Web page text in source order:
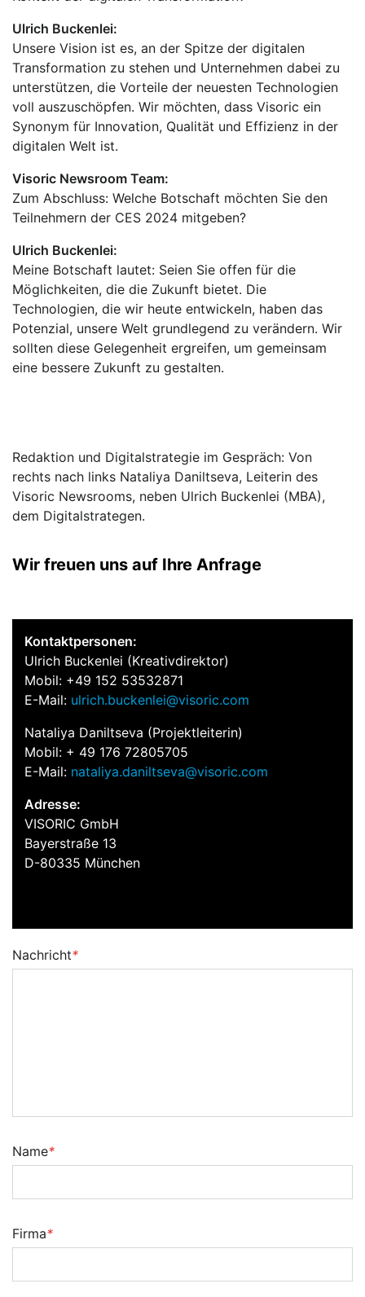
Ulrich Buckenlei:
Unsere Vision ist es, an der Spitze der digitalen
Transformation zu stehen und Unternehmen dabei zu
unterstützen, die Vorteile der neuesten Technologien
voll auszuschöpfen. Wir möchten, dass Visoric ein
Synonym für Innovation, Qualität und Effizienz in der
digitalen Welt ist.
Visoric Newsroom Team:
Zum Abschluss: Welche Botschaft möchten Sie den
Teilnehmern der CES 2024 mitgeben?
Ulrich Buckenlei:
Meine Botschaft lautet: Seien Sie offen für die
Möglichkeiten, die die Zukunft bietet. Die
Technologien, die wir heute entwickeln, haben das
Potenzial, unsere Welt grundlegend zu verändern. Wir
sollten diese Gelegenheit ergreifen, um gemeinsam
eine bessere Zukunft zu gestalten.
Redaktion und Digitalstrategie im Gespräch: Von
rechts nach links Nataliya Daniltseva, Leiterin des
Visoric Newsrooms, neben Ulrich Buckenlei (MBA),
dem Digitalstrategen.
Wir freuen uns auf Ihre Anfrage
Kontaktpersonen:
Ulrich Buckenlei (Kreativdirektor)
Mobil: +49 152 53532871
E-Mail: ulrich.buckenlei@visoric.com
Nataliya Daniltseva (Projektleiterin)
Mobil: + 49 176 72805705
E-Mail: nataliya.daniltseva@visoric.com
Adresse:
VISORIC GmbH
Bayerstraße 13
D-80335 München
Nachricht*
Name*
Firma*